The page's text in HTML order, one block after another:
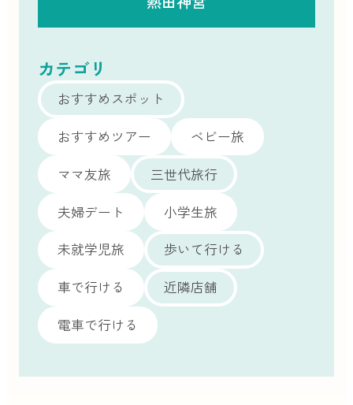
カテゴリ
おすすめスポット
おすすめツアー
ベビー旅
ママ友旅
三世代旅行
夫婦デート
小学生旅
未就学児旅
歩いて行ける
車で行ける
近隣店舗
電車で行ける